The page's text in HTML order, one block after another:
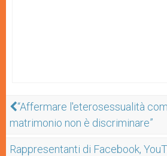
“Affermare l'eterosessualità
matrimonio non è discriminare”
Rappresentanti di Facebook,